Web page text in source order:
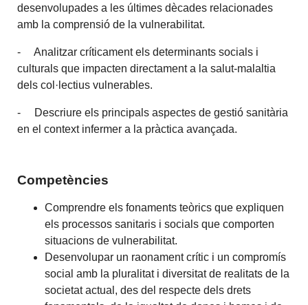
desenvolupades a les últimes dècades relacionades
amb la comprensió de la vulnerabilitat.
- Analitzar críticament els determinants socials i
culturals que impacten directament a la salut-malaltia
dels col·lectius vulnerables.
- Descriure els principals aspectes de gestió sanitària
en el context infermer a la pràctica avançada.
Competències
Comprendre els fonaments teòrics que expliquen
els processos sanitaris i socials que comporten
situacions de vulnerabilitat.
Desenvolupar un raonament crític i un compromís
social amb la pluralitat i diversitat de realitats de la
societat actual, des del respecte dels drets